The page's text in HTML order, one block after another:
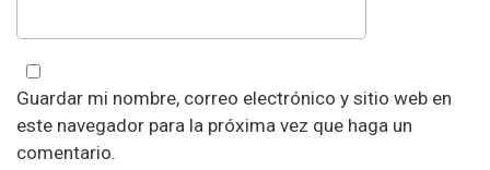
Guardar mi nombre, correo electrónico y sitio web en
este navegador para la próxima vez que haga un
comentario.